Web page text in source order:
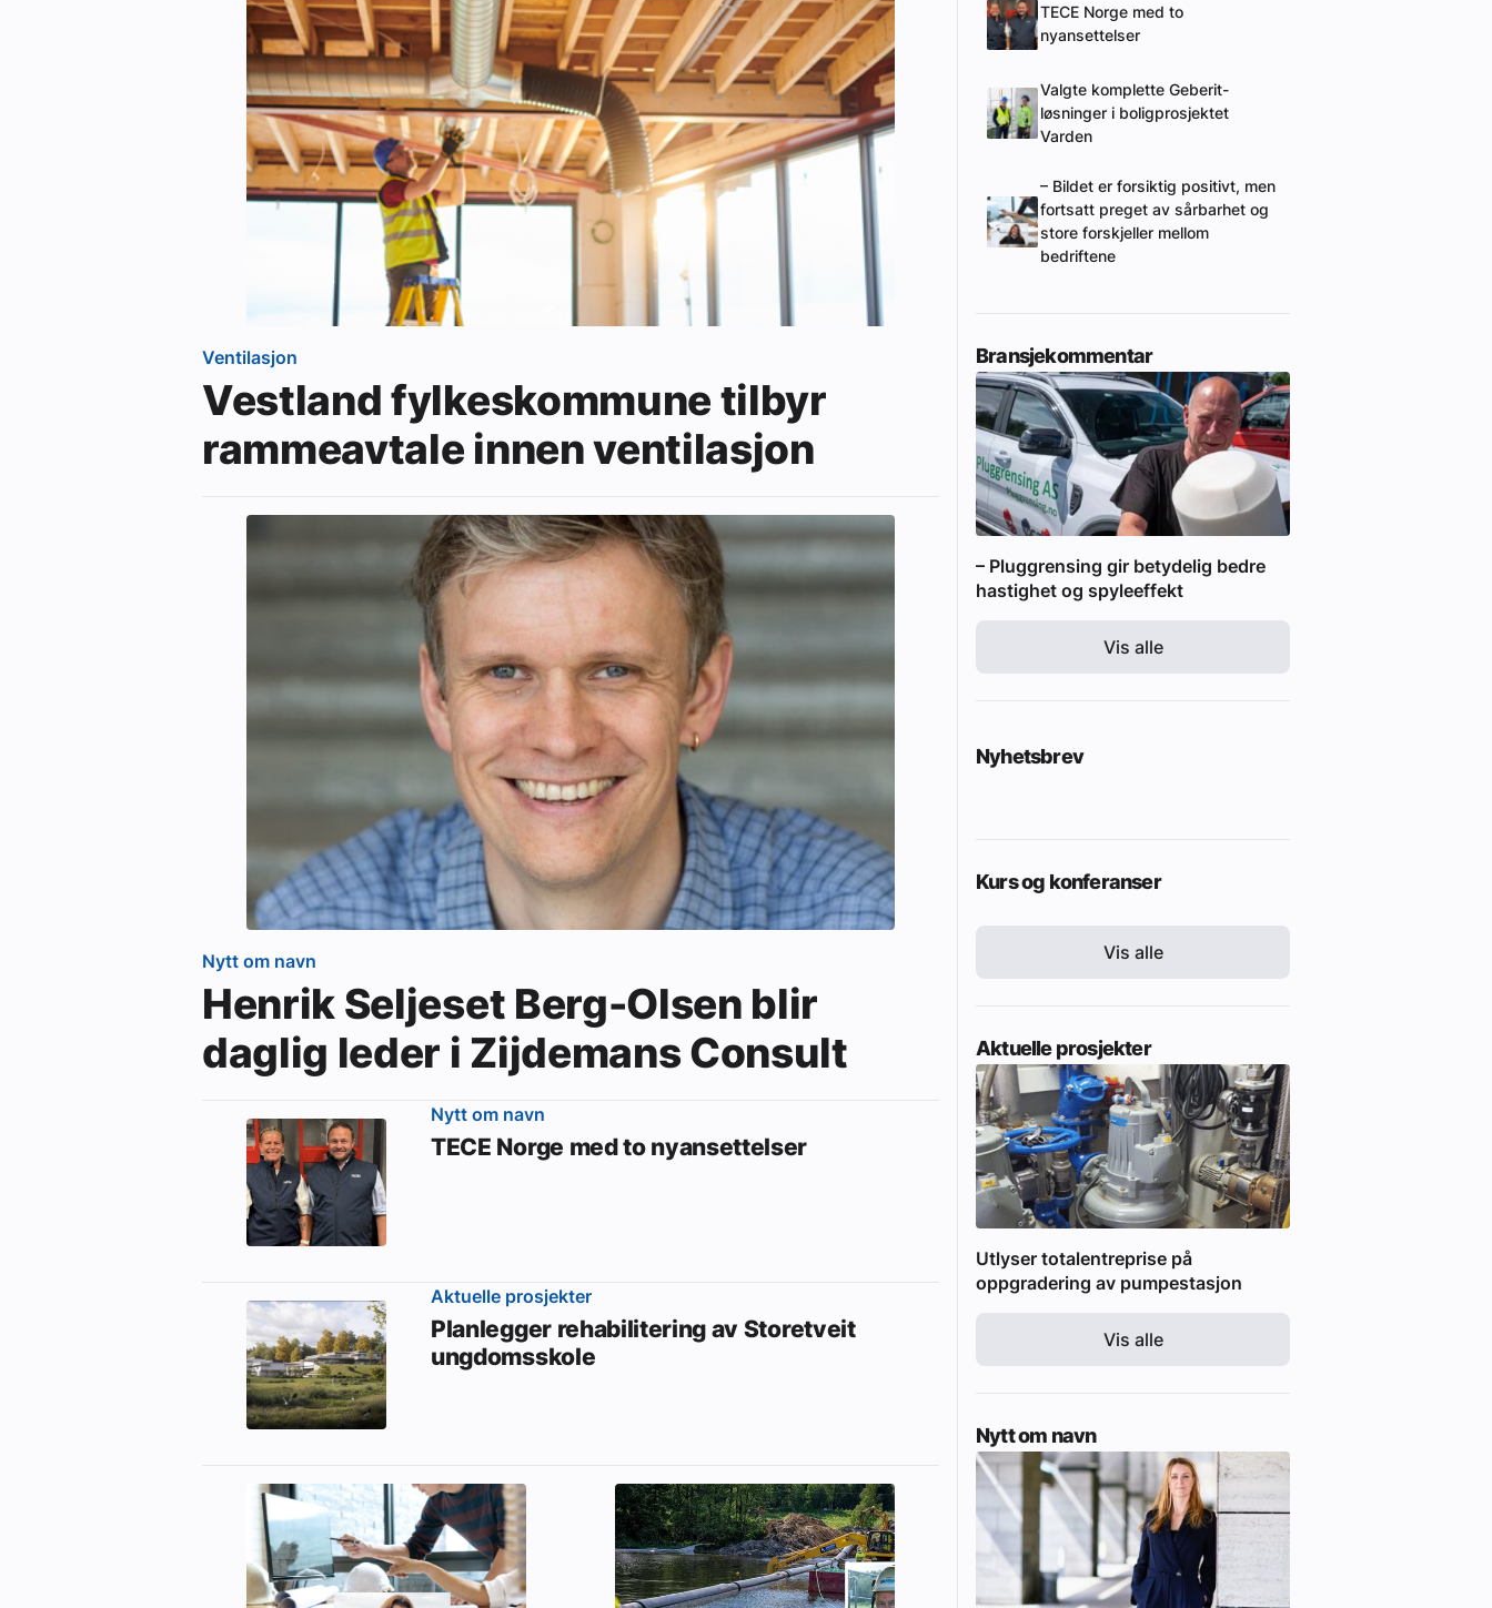
Ventilasjon
Vestland fylkeskommune tilbyr
rammeavtale innen ventilasjon
Nytt om navn
Henrik Seljeset Berg-Olsen blir
daglig leder i Zijdemans Consult
Nytt om navn
TECE Norge med to nyansettelser
Aktuelle prosjekter
Planlegger rehabilitering av Storetveit
ungdomsskole
TECE Norge med to
nyansettelser
Valgte komplette Geberit-
løsninger i boligprosjektet
Varden
– Bildet er forsiktig positivt, men
fortsatt preget av sårbarhet og
store forskjeller mellom
bedriftene
Bransjekommentar
– Pluggrensing gir betydelig bedre
hastighet og spyleeffekt
Vis alle
Nyhetsbrev
Kurs og konferanser
Vis alle
Aktuelle prosjekter
Utlyser totalentreprise på
oppgradering av pumpestasjon
Vis alle
Nytt om navn